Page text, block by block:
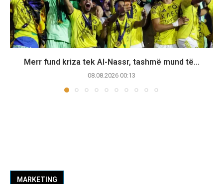
Merr fund kriza tek Al-Nassr, tashmë mund të...
08.08.2026 00:13
MARKETING